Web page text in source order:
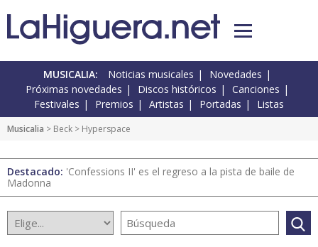
MUSICALIA: Noticias musicales
Novedades
Próximas novedades
Discos históricos
Canciones
Festivales
Premios Artistas Portadas Listas
Musicalia > Beck > Hyperspace
Destacado: 'Confessions II' es el regreso a la pista de baile de
Madonna